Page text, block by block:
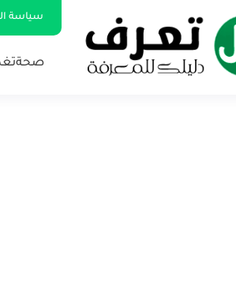
سياسة
صحة